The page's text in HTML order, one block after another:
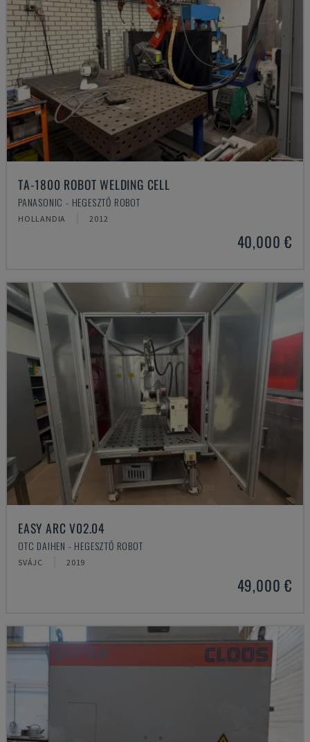
TA-1800 ROBOT WELDING CELL
PANASONIC - HEGESZTŐ ROBOT
HOLLANDIA 2012
40,000 €
EASY ARC V02.04
OTC DAIHEN - HEGESZTŐ ROBOT
SVÁJC 2019
49,000 €